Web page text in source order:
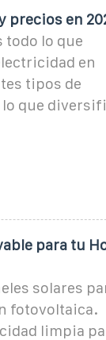
precios en
todo lo que
en
tipos de
que
para tu
solares
fotovoltaica.
limpia